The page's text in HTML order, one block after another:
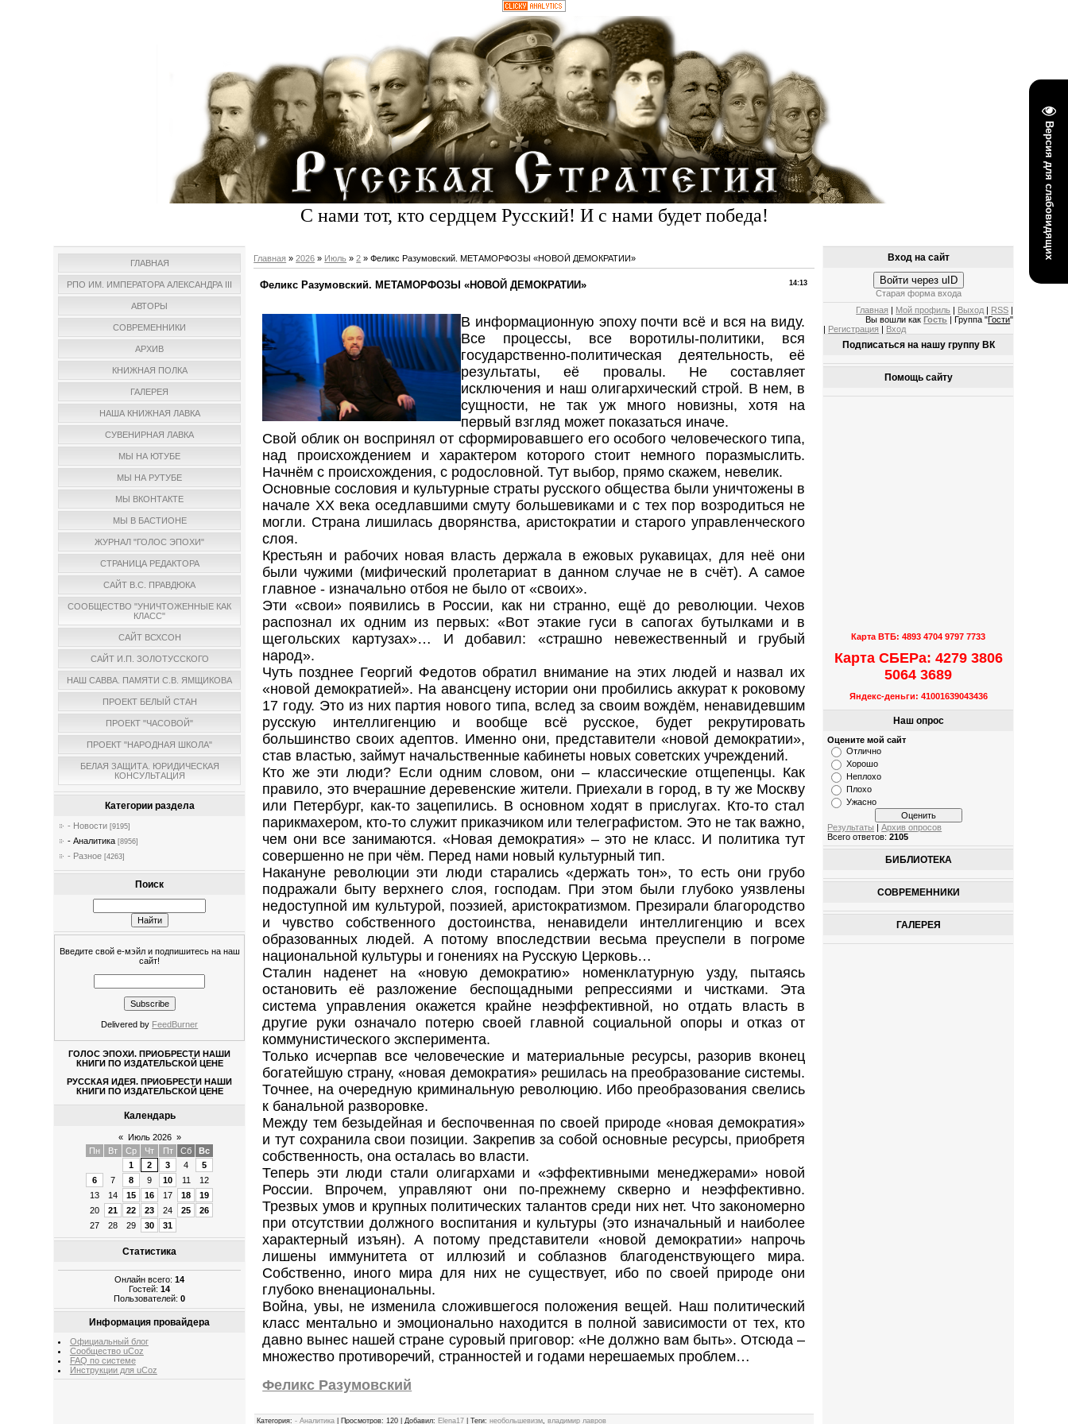
Версия для слабовидящих
С нами тот, кто сердцем Русский! И с нами будет победа!
ГЛАВНАЯ
РПО ИМ. ИМПЕРАТОРА АЛЕКСАНДРА III
АВТОРЫ
СОВРЕМЕННИКИ
АРХИВ
КНИЖНАЯ ПОЛКА
ГАЛЕРЕЯ
НАША КНИЖНАЯ ЛАВКА
СУВЕНИРНАЯ ЛАВКА
МЫ НА ЮТУБЕ
МЫ НА РУТУБЕ
МЫ ВКОНТАКТЕ
МЫ В БАСТИОНЕ
ЖУРНАЛ "ГОЛОС ЭПОХИ"
СТРАНИЦА РЕДАКТОРА
САЙТ В.С. ПРАВДЮКА
СООБЩЕСТВО "УНИЧТОЖЕННЫЕ КАК
КЛАСС"
САЙТ ВСХСОН
САЙТ И.П. ЗОЛОТУССКОГО
НАШ САВВА. ПАМЯТИ С.В. ЯМЩИКОВА
ПРОЕКТ БЕЛЫЙ СТАН
ПРОЕКТ "ЧАСОВОЙ"
ПРОЕКТ "НАРОДНАЯ ШКОЛА"
БЕЛАЯ ЗАЩИТА. ЮРИДИЧЕСКАЯ
КОНСУЛЬТАЦИЯ
Категории раздела
- Новости [9195]
- Аналитика [8956]
- Разное [4263]
Поиск
Введите свой е-мэйл и подпишитесь на наш
сайт!
Delivered by FeedBurner
ГОЛОС ЭПОХИ. ПРИОБРЕСТИ НАШИ
КНИГИ ПО ИЗДАТЕЛЬСКОЙ ЦЕНЕ
РУССКАЯ ИДЕЯ. ПРИОБРЕСТИ НАШИ
КНИГИ ПО ИЗДАТЕЛЬСКОЙ ЦЕНЕ
Календарь
« Июль 2026 »
Пн
Вт Ср Чт Пт Сб
Вс
1
2 3 4
5
6
7 8 9 10 11
12
13
14 15 16 17 18
19
20
21 22 23 24 25
26
27
28 29 30 31
Статистика
Онлайн всего:14
Гостей:14
Пользователей:0
Информация провайдера
Официальный блог
Сообщество uCoz
FAQ по системе
Инструкции для uCoz
Главная »2026 » Июль » 2 » Феликс Разумовский. МЕТАМОРФОЗЫ «НОВОЙ ДЕМОКРАТИИ»
14:13
Феликс Разумовский. МЕТАМОРФОЗЫ «НОВОЙ ДЕМОКРАТИИ»
В информационную эпоху почти всё и вся на виду.
Все процессы, все воротилы-политики, вся
государственно-политическая деятельность, её
результаты, её провалы. Не составляет
исключения и наш олигархический строй. В нем, в
сущности, не так уж много новизны, хотя на
первый взгляд может показаться иначе.
Свой облик он воспринял от сформировавшего его особого человеческого типа,
над происхождением и характером которого стоит немного поразмыслить.
Начнём с происхождения, с родословной. Тут выбор, прямо скажем, невелик.
Основные сословия и культурные страты русского общества были уничтожены в
начале ХХ века оседлавшими смуту большевиками и с тех пор возродиться не
могли. Страна лишилась дворянства, аристократии и старого управленческого
слоя.
Крестьян и рабочих новая власть держала в ежовых рукавицах, для неё они
были чужими (мифический пролетариат в данном случае не в счёт). А самое
главное - изначально отбоя не было от «своих».
Эти «свои» появились в России, как ни странно, ещё до революции. Чехов
распознал их одним из первых: «Вот этакие гуси в сапогах бутылками и в
щегольских картузах»… И добавил: «страшно невежественный и грубый
народ».
Чуть позднее Георгий Федотов обратил внимание на этих людей и назвал их
«новой демократией». На авансцену истории они пробились аккурат к роковому
17 году. Это из них партия нового типа, вслед за своим вождём, ненавидевшим
русскую интеллигенцию и вообще всё русское, будет рекрутировать
большинство своих адептов. Именно они, представители «новой демократии»,
став властью, займут начальственные кабинеты новых советских учреждений.
Кто же эти люди? Если одним словом, они – классические отщепенцы. Как
правило, это вчерашние деревенские жители. Приехали в город, в ту же Москву
или Петербург, как-то зацепились. В основном ходят в прислугах. Кто-то стал
парикмахером, кто-то служит приказчиком или телеграфистом. Это не так важно,
чем они все занимаются. «Новая демократия» – это не класс. И политика тут
совершенно не при чём. Перед нами новый культурный тип.
Накануне революции эти люди старались «держать тон», то есть они грубо
подражали быту верхнего слоя, господам. При этом были глубоко уязвлены
недоступной им культурой, поэзией, аристократизмом. Презирали благородство
и чувство собственного достоинства, ненавидели интеллигенцию и всех
образованных людей. А потому впоследствии весьма преуспели в погроме
национальной культуры и гонениях на Русскую Церковь…
Сталин наденет на «новую демократию» номенклатурную узду, пытаясь
остановить её разложение беспощадными репрессиями и чистками. Эта
система управления окажется крайне неэффективной, но отдать власть в
другие руки означало потерю своей главной социальной опоры и отказ от
коммунистического эксперимента.
Только исчерпав все человеческие и материальные ресурсы, разорив вконец
богатейшую страну, «новая демократия» решилась на преобразование системы.
Точнее, на очередную криминальную революцию. Ибо преобразования свелись
к банальной разворовке.
Между тем безыдейная и беспочвенная по своей природе «новая демократия»
и тут сохранила свои позиции. Закрепив за собой основные ресурсы, приобретя
собственность, она осталась во власти.
Теперь эти люди стали олигархами и «эффективными менеджерами» новой
России. Впрочем, управляют они по-прежнему скверно и неэффективно.
Трезвых умов и крупных политических талантов среди них нет. Что закономерно
при отсутствии должного воспитания и культуры (это изначальный и наиболее
характерный изъян). А потому представители «новой демократии» напрочь
лишены иммунитета от иллюзий и соблазнов благоденствующего мира.
Собственно, иного мира для них не существует, ибо по своей природе они
глубоко вненациональны.
Война, увы, не изменила сложившегося положения вещей. Наш политический
класс ментально и эмоционально находится в полной зависимости от тех, кто
давно вынес нашей стране суровый приговор: «Не должно вам быть». Отсюда –
множество противоречий, странностей и годами нерешаемых проблем…
Феликс Разумовский
Категория: - Аналитика Просмотров: 120 |Добавил: Elena17 |Теги: необольшевизм,владимир лавров
Вход на сайт
Войти через uID
Старая форма входа
Главная
Мой профиль Выход RSS
Вы вошли как Гость | Группа "Гости"
Регистрация Вход
Подписаться на нашу группу ВК
Помощь сайту
Карта ВТБ: 4893 4704 9797 7733
Карта СБЕРа: 4279 3806
5064 3689
Яндекс-деньги: 41001639043436
Наш опрос
Оцените мой сайт
Отлично
Хорошо
Неплохо
Плохо
Ужасно
Результаты |Архив опросов
Всего ответов:2105
БИБЛИОТЕКА
СОВРЕМЕННИКИ
ГАЛЕРЕЯ